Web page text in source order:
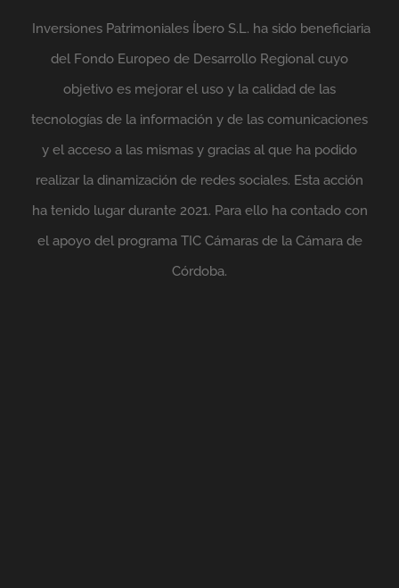
Inversiones Patrimoniales Íbero S.L. ha sido beneficiaria
del Fondo Europeo de Desarrollo Regional cuyo
objetivo es mejorar el uso y la calidad de las
tecnologías de la información y de las comunicaciones
y el acceso a las mismas y gracias al que ha podido
realizar la dinamización de redes sociales. Esta acción
ha tenido lugar durante 2021. Para ello ha contado con
el apoyo del programa TIC Cámaras de la Cámara de
Córdoba.